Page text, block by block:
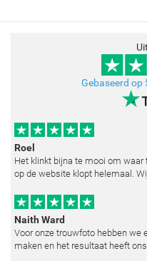
Gebaseerd op
Roel
Het klinkt bijna te mooi om
op de website klopt helemaal.
Naith Ward
Voor onze trouwfoto hebben we
maken en het resultaat heeft